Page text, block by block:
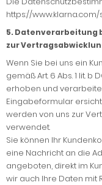
https://
5. Datenverarbeitung
zur
Wenn Sie bei uns ein
gemäß Art. 6 Abs. 1 lit.
erhoben und
Eingabeformular
werden von uns zur
verwendet.
Sie können Ihr
eine Nachricht an die
angeboten, direkt im
wir auch Ihre Daten mit